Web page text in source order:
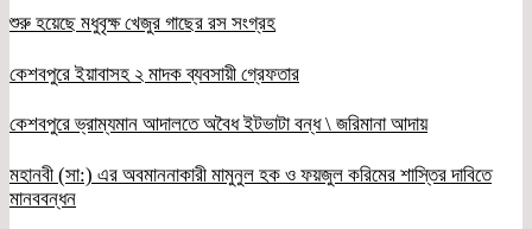
শুরু হয়েছে মধুবৃক্ষ খেজুর গাছের রস সংগ্রহ
কেশবপুরে ইয়াবাসহ ২ মাদক ব্যবসায়ী গ্রেফতার
কেশবপুরে ভ্রাম্যমান আদালতে অবৈধ ইটভাটা বন্ধ \ জরিমানা আদায়
মহানবী (সা:) এর অবমাননাকারী মামুনুল হক ও ফয়জুল করিমের শাস্তির দাবিতে
মানববন্ধন